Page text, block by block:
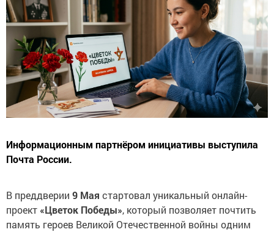
Информационным партнёром инициативы выступила
Почта России.
В преддверии 9 Мая стартовал уникальный онлайн-
проект «Цветок Победы», который позволяет почтить
память героев Великой Отечественной войны одним